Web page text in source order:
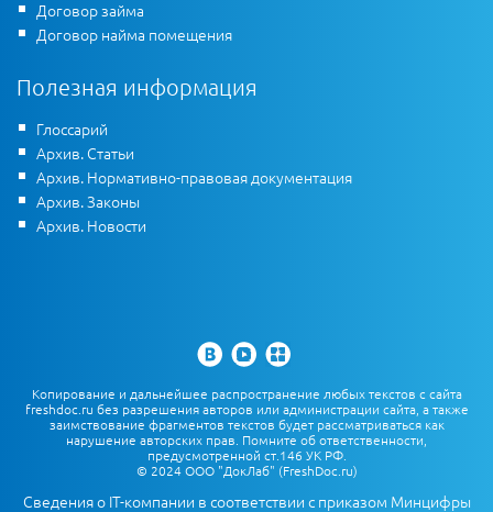
Договор займа
Договор найма помещения
Полезная информация
Глоссарий
Архив. Статьи
Архив. Нормативно-правовая документация
Архив. Законы
Архив. Новости
Копирование и дальнейшее распространение любых текстов с сайта
freshdoc.ru без разрешения авторов или администрации сайта, а также
заимствование фрагментов текстов будет рассматриваться как
нарушение авторских прав. Помните об ответственности,
предусмотренной ст.146 УК РФ.
© 2024 ООО "ДокЛаб" (FreshDoc.ru)
Сведения о IT-компании в соответствии с приказом Минцифры